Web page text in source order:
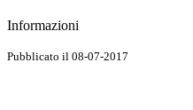
Informazioni
Pubblicato il 08-07-2017